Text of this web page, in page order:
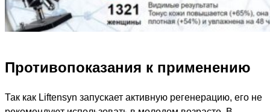
Противопоказания к применению
Так как Liftensyn запускает активную регенерацию, его не